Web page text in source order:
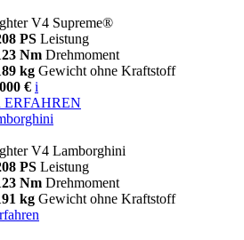
V4 Supreme®
PS Leistung
Nm Drehmoment
kg Gewicht ohne Kraftstoff
€ i
ERFAHREN
V4 Lamborghini
PS Leistung
Nm Drehmoment
kg Gewicht ohne Kraftstoff